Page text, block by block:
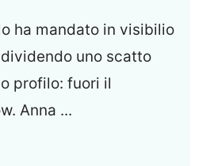
ha mandato in visibilio
uno scatto
profilo: fuori il
Anna ...